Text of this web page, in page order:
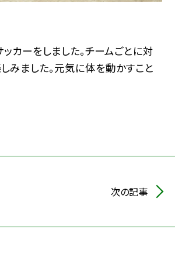
カーをしました。チームごとに対
みました。元気に体を動かすこと
次の記事